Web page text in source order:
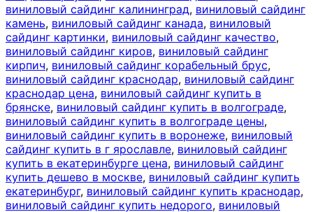
виниловый сайдинг калининград, виниловый сайдинг
камень, виниловый сайдинг канада, виниловый
сайдинг картинки, виниловый сайдинг качество,
виниловый сайдинг киров, виниловый сайдинг
кирпич, виниловый сайдинг корабельный брус,
виниловый сайдинг краснодар, виниловый сайдинг
краснодар цена, виниловый сайдинг купить в
брянске, виниловый сайдинг купить в волгограде,
виниловый сайдинг купить в волгограде цены,
виниловый сайдинг купить в воронеже, виниловый
сайдинг купить в г ярославле, виниловый сайдинг
купить в екатеринбурге цена, виниловый сайдинг
купить дешево в москве, виниловый сайдинг купить
екатеринбург, виниловый сайдинг купить краснодар,
виниловый сайдинг купить недорого, виниловый